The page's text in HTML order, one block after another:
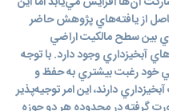
از يافته‌هاي پژوهش حاضر
بين سطح مالکيت اراضي
آبخيزداري وجود دارد. با توجه
خود رغبت بيشتري به حفظ و
دارند، اين امر توجيه‌پذير